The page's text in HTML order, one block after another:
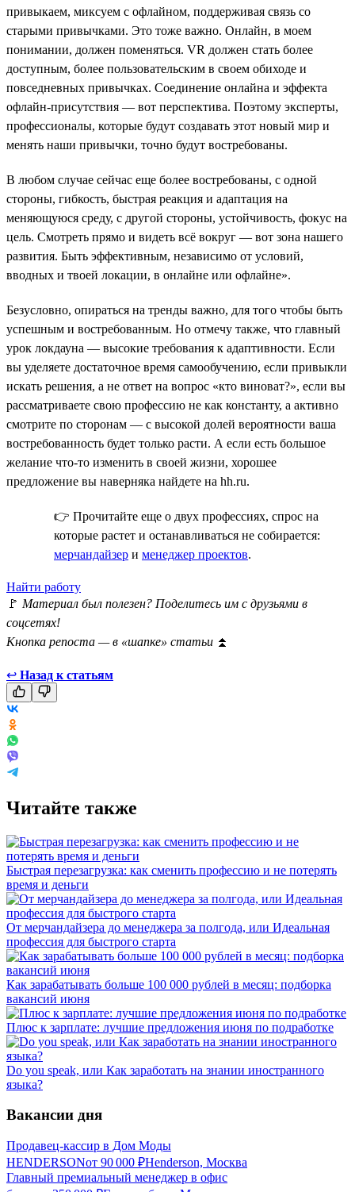
привыкаем, миксуем с офлайном, поддерживая связь со
старыми привычками. Это тоже важно. Онлайн, в моем
понимании, должен поменяться. VR должен стать более
доступным, более пользовательским в своем обиходе и
повседневных привычках. Соединение онлайна и эффекта
офлайн-присутствия — вот перспектива. Поэтому эксперты,
профессионалы, которые будут создавать этот новый мир и
менять наши привычки, точно будут востребованы.
В любом случае сейчас еще более востребованы, с одной
стороны, гибкость, быстрая реакция и адаптация на
меняющуюся среду, с другой стороны, устойчивость, фокус на
цель. Смотреть прямо и видеть всё вокруг — вот зона нашего
развития. Быть эффективным, независимо от условий,
вводных и твоей локации, в онлайне или офлайне».
Безусловно, опираться на тренды важно, для того чтобы быть
успешным и востребованным. Но отмечу также, что главный
урок локдауна — высокие требования к адаптивности. Если
вы уделяете достаточное время самообучению, если привыкли
искать решения, а не ответ на вопрос «кто виноват?», если вы
рассматриваете свою профессию не как константу, а активно
смотрите по сторонам — с высокой долей вероятности ваша
востребованность будет только расти. А если есть большое
желание что-то изменить в своей жизни, хорошее
предложение вы наверняка найдете на hh.ru.
👉 Прочитайте еще о двух профессиях, спрос на
которые растет и останавливаться не собирается:
мерчандайзер и менеджер проектов.
Найти работу
🚩 Материал был полезен? Поделитесь им с друзьями в
соцсетях!
Кнопка репоста — в «шапке» статьи ⏫
↩ Назад к статьям
Читайте также
Быстрая перезагрузка: как сменить профессию и не потерять
время и деньги
От мерчандайзера до менеджера за полгода, или Идеальная
профессия для быстрого старта
Как зарабатывать больше 100 000 рублей в месяц: подборка
вакансий июня
Плюс к зарплате: лучшие предложения июня по подработке
Do you speak, или Как заработать на знании иностранного
языка?
Вакансии дня
Продавец-кассир в Дом Моды
HENDERSONот 90 000 ₽Henderson, Москва
Главный премиальный менеджер в офис